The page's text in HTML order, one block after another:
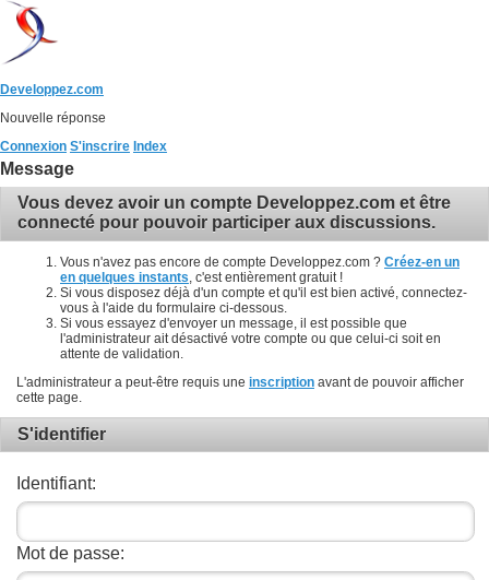
Developpez.com
Nouvelle réponse
Connexion S'inscrire Index
Message
Vous devez avoir un compte Developpez.com et être
connecté pour pouvoir participer aux discussions.
Vous n'avez pas encore de compte Developpez.com ? Créez-en un
en quelques instants , c'est entièrement gratuit !
Si vous disposez déjà d'un compte et qu'il est bien activé, connectez-
vous à l'aide du formulaire ci-dessous.
Si vous essayez d'envoyer un message, il est possible que
l'administrateur ait désactivé votre compte ou que celui-ci soit en
attente de validation.
L'administrateur a peut-être requis une inscription avant de pouvoir afficher
cette page.
S'identifier
Identifiant:
Mot de passe: